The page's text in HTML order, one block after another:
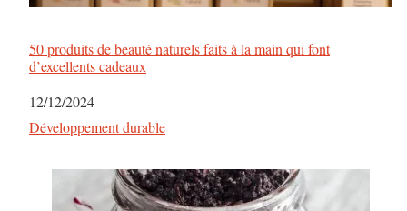
50 produits de beauté naturels faits à la main qui font
d’excellents cadeaux
Date
12/12/2024
Par rapport à
Développement durable